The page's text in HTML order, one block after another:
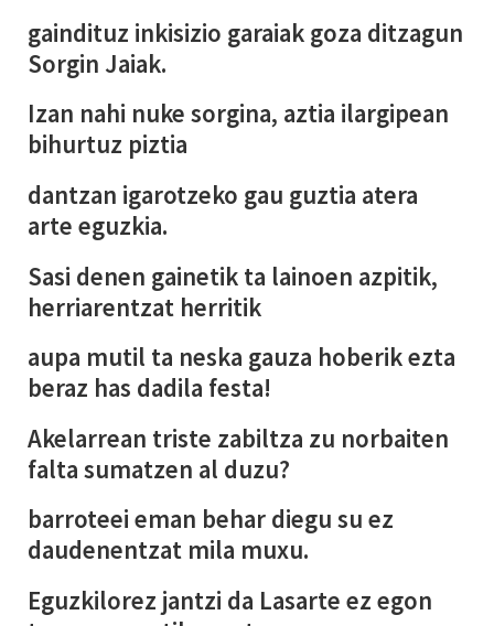
gaindituz inkisizio garaiak goza ditzagun
Sorgin Jaiak.
Izan nahi nuke sorgina, aztia ilargipean
bihurtuz piztia
dantzan igarotzeko gau guztia atera
arte eguzkia.
Sasi denen gainetik ta lainoen azpitik,
herriarentzat herritik
aupa mutil ta neska gauza hoberik ezta
beraz has dadila festa!
Akelarrean triste zabiltza zu norbaiten
falta sumatzen al duzu?
barroteei eman behar diegu su ez
daudenentzat mila muxu.
Eguzkilorez jantzi da Lasarte ez egon